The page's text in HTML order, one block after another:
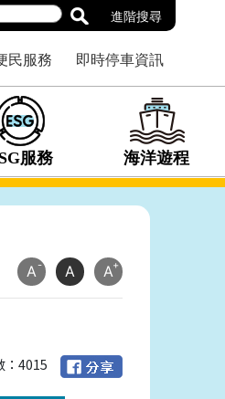
進階搜尋
民服務 即時停車資訊
服務 海洋遊程
A- A A+
：4015